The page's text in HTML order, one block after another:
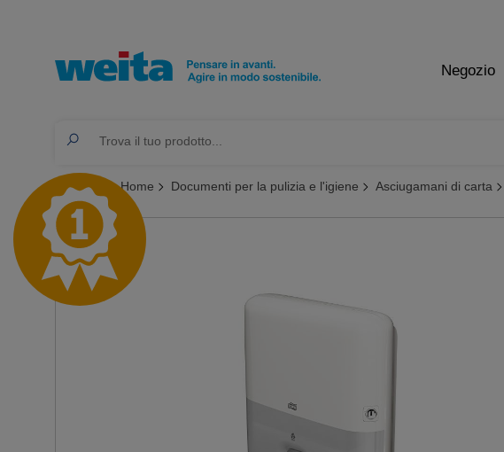
Negozio
Ti trovi qui: Home Documenti per la pulizia e l'igiene Asciugamani di carta